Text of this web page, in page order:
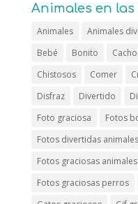
Animales en las
Animales Animales
Bebé
Bonito
Chistosos
Comer
Disfraz
Divertido
Foto graciosa
Fotos
Fotos divertidas animales
Fotos graciosas animales
Fotos graciosas perros